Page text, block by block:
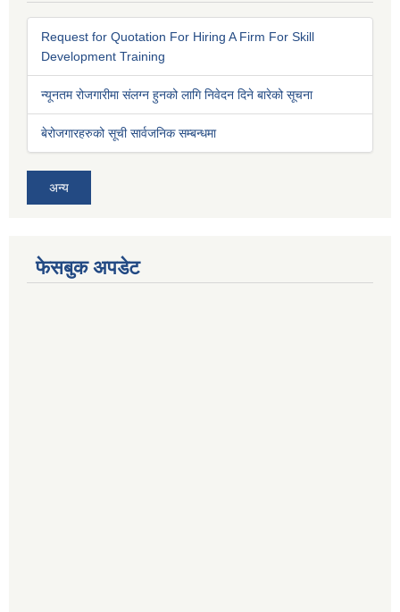
Request for Quotation For Hiring A Firm For Skill
Development Training
न्यूनतम रोजगारीमा संलग्न हुनको लागि निवेदन दिने बारेको सूचना
बेरोजगारहरुको सूची सार्वजनिक सम्बन्धमा
अन्य
फेसबुक अपडेट